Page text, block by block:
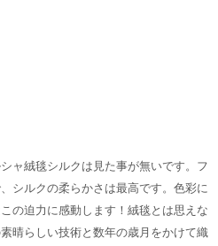
ャ絨毯シルクは見た事が無いです。フ
シルクの柔らかさは最高です。色彩に
の迫力に感動します！絨毯とは思えな
晴らしい技術と数年の歳月をかけて織